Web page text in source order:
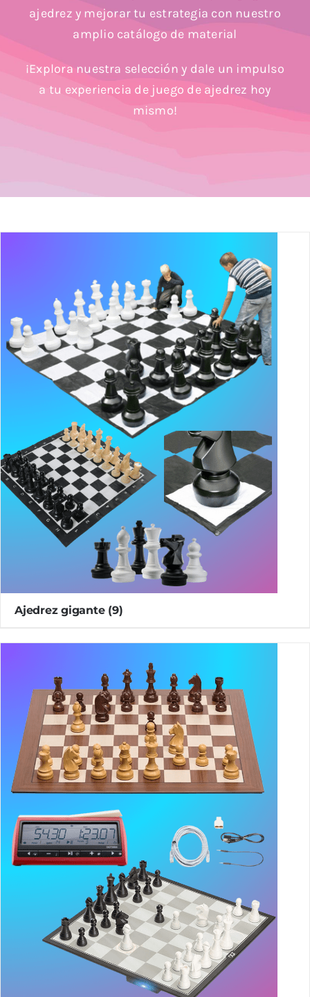
Blogajedrez y mejorar tu estrategia con nuestro
amplio catálogo de material
¡Explora nuestra selección y dale un impulso
a tu experiencia de juego de ajedrez hoy
mismo!
Ajedrez gigante (9)